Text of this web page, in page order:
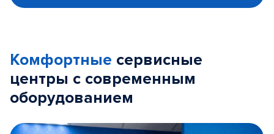
Комфортные сервисные
центры с современным
оборудованием